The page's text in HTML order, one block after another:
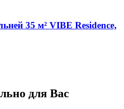
35 м² VIBE Residence,
для Вас